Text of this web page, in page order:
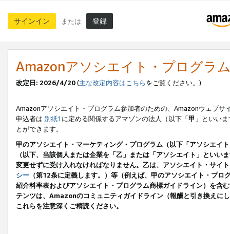
サインイン または 登録
Amazonアソシエイト・プログラ
改定日: 2026/4/20(主な改定内容はこちらをご覧ください。)
Amazonアソシエイト・プログラム参加者のための、Amazonウェブサ
申込者は 別紙1 に定める関係するアマゾンの法人（以下「甲 」といい
とができます。
甲のアソシエイト・マーケティング・プログラム（以下「アソシエイ
（以下、当該個人または企業を「乙」または「アソシエイト」とい
変更せずに受け入れなければなりません。乙は、アソシエイト・サイ
シー （第12条に定義します。）等（例えば、甲のアソシエイト・プ
紹介料率表およびアソシエイト・プログラム商標ガイドライン）を
テンツは、Amazonのコミュニティガイドライン（報酬と引き換えに
これらを注意深くご精読ください。